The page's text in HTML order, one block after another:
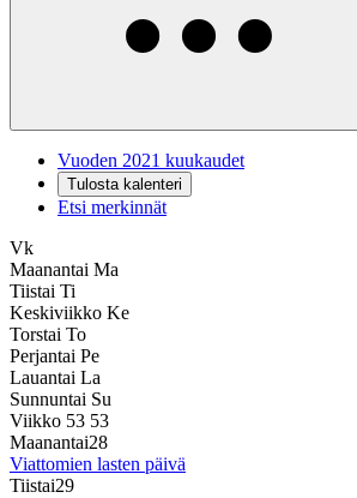
Vuoden 2021 kuukaudet
Tulosta kalenteri
Etsi merkinnät
Vk
Maanantai Ma
Tiistai Ti
Keskiviikko Ke
Torstai To
Perjantai Pe
Lauantai La
Sunnuntai Su
Viikko 53 53
Maanantai28
Viattomien lasten päivä
Tiistai29